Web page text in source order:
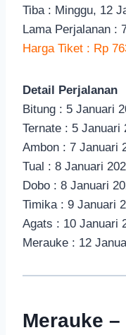
Tiba : Minggu, 12
Lama Perjalanan :
Harga Tiket : Rp
Detail Perjalanan
Bitung : 5 Januari
Ternate : 5 Januari
Ambon : 7 Januari
Tual : 8 Januari
Dobo : 8 Januari
Timika : 9 Januari
Agats : 10 Januari
Merauke : 12
Merauke